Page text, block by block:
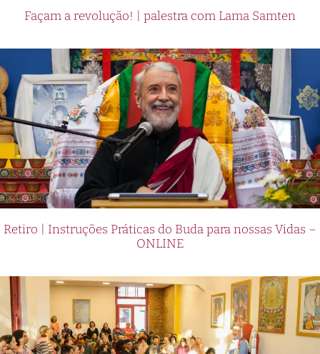
Façam a revolução! | palestra com Lama Samten
Retiro | Instruções Práticas do Buda para nossas Vidas –
ONLINE